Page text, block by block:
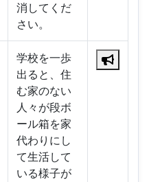
消してくだ
さい。
学校を一歩
出ると、住
む家のない
人々が段ボ
ール箱を家
代わりにし
て生活して
いる様子が